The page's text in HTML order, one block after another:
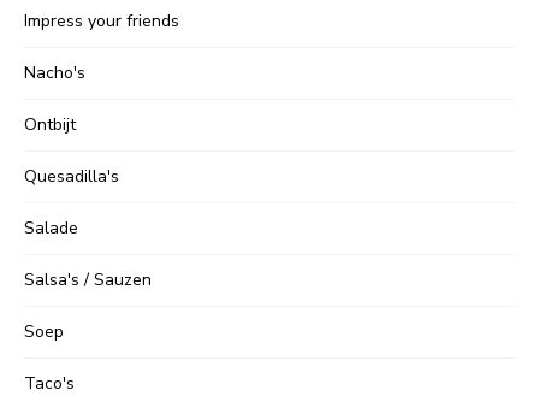
Impress your friends
Nacho's
Ontbijt
Quesadilla's
Salade
Salsa's / Sauzen
Soep
Taco's